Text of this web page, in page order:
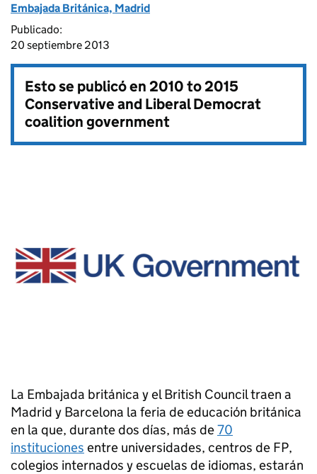
Embajada Británica, Madrid
Publicado:
20 septiembre 2013
Esto se publicó en2010 to 2015
Conservative and Liberal Democrat
coalition government
La Embajada británica y el British Council traen a
Madrid y Barcelona la feria de educación británica
en la que, durante dos días, más de70
instituciones entre universidades, centros de FP,
colegios internados y escuelas de idiomas, estarán